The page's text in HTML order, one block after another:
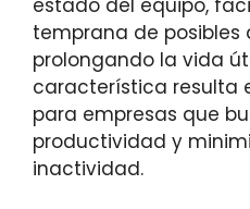
estado del equipo,
temprana de posibles
prolongando la vida
característica resulta
para empresas que
productividad y
inactividad.